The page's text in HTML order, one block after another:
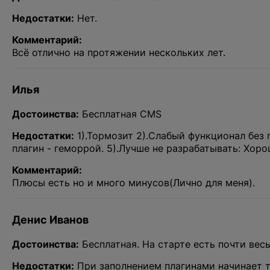
Недостатки: Нет.
Комментарий:
Всё отлично на протяжении нескольких лет.
Илья
Достоинства: Бесплатная CMS
Недостатки: 1).Тормозит 2).Слабый функционал
плагин - геморрой. 5).Лучше не разрабатывать:
Комментарий:
Плюсы есть но и много минусов(Лично для меня).
Денис Иванов
Достоинства: Бесплатная. На старте есть почти
Недостатки: При заполнением плагинами начинает